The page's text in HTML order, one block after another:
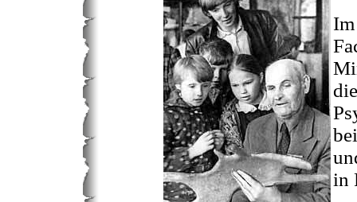
in